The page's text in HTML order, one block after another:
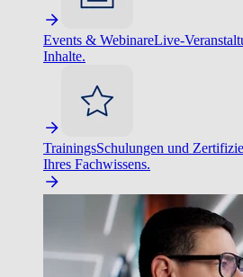
Events & WebinareLive-
Inhalte.
TrainingsSchulungen und
Ihres Fachwissens.